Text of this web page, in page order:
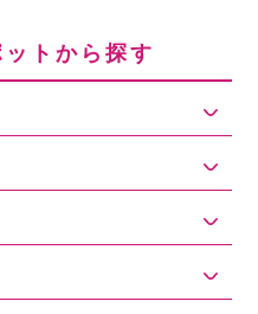
トから探す